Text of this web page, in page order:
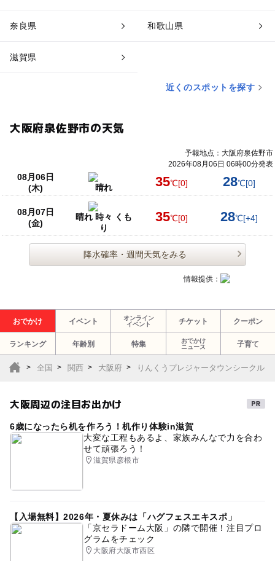
奈良県 和歌山県
滋賀県
近くのスポットを探す
大阪府泉佐野市の天気
予報地点：大阪府泉佐野市
2026年08月06日 06時00分発表
08月06日
(木)
晴れ 35℃[0] 28℃[0]
08月07日
(金)
晴れ 時々 くも
り
35℃[0] 28℃[+4]
降水確率・週間天気をみる
情報提供：
おでかけ イベント
オンライン
イベント
チケット クーポン
ランキング 年齢別 特集
おでかけ
ニュース
子育て
全国 関西 大阪府 りんくうプレジャータウンシークル
大阪周辺の注目お出かけ
6歳になったら机を作ろう！机作り体験in滋賀
大変な工程もあるよ、家族みんなで力を合わ
せて頑張ろう！
滋賀県彦根市
【入場無料】2026年・夏休みは「ハグフェスエキスポ」
「京セラドーム大阪」の隣で開催！注目プロ
グラムをチェック
大阪府大阪市西区